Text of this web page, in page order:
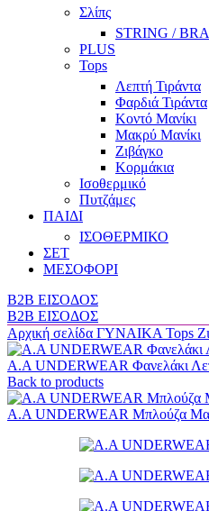
Σλίπς
STRING /
PLUS
Tops
Λεπτή Τιράντα
Φαρδιά Τιράντα
Κοντό Μανίκι
Μακρύ Μανίκι
Ζιβάγκο
Κορμάκια
Ισοθερμικό
Πυτζάμες
ΠΑΙΔΙ
ΙΣΟΘΕΡΜΙΚΟ
ΣΕΤ
ΜΕΣΟΦΟΡΙ
B2B ΕΙΣΟΔΟΣ
B2B ΕΙΣΟΔΟΣ
Αρχική σελίδα ΓΥΝΑΙΚΑ Tops
Α.A UNDERWEAR Φανελάκι
Back to products
Α.A UNDERWEAR Μπλούζα